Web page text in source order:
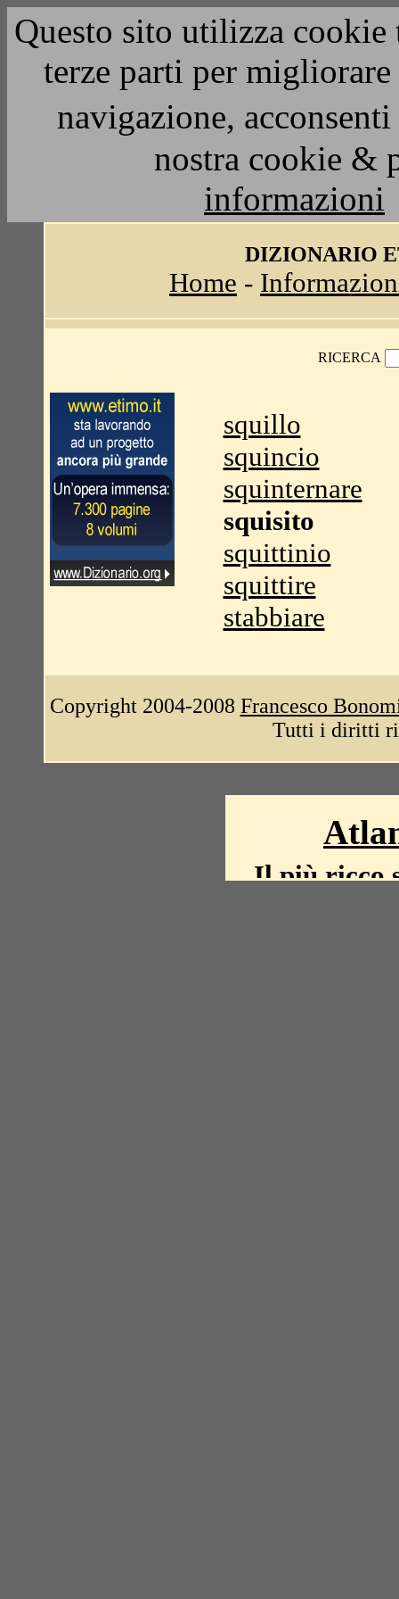
Questo sito utilizza
terze parti per
navigazione,
nostra cookie &
informazioni
DIZIONARIO
Home -
RICERCA
squillo
squincio
squinternare
squisito
squittinio
squittire
stabbiare
Copyright 2004-2008 Francesco
Tutti i diritti
Il più ricco